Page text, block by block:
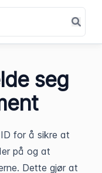
seg
for å sikre at
på og at
Dette gjør at